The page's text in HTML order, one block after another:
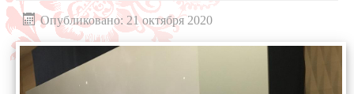
Опубликовано: 21 октября 2020